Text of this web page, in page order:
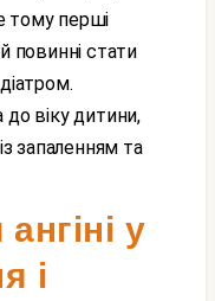
тому перші
повинні стати
до віку дитини,
запаленням та
у
і